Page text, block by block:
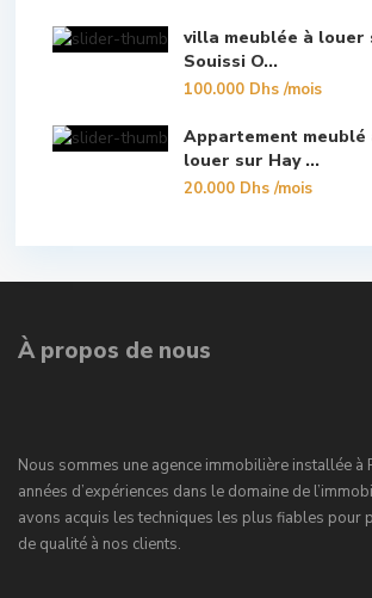
villa meublée à louer
Souissi O...
100.000 Dhs/mois
Appartement meublé
louer sur Hay ...
20.000 Dhs/mois
À propos de nous
Nous sommes une agence immobilière installée à
années d’expériences dans le domaine de
avons acquis les techniques les plus fiables pour
de qualité à nos clients.